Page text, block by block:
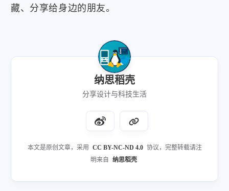
藏、分享给身边的朋友。
纳思稻壳
分享设计与科技生活
本文是原创文章，采用 CC BY-NC-ND 4.0 协议，完整转载请注
明来自 纳思稻壳